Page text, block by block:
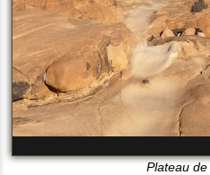
Plateau